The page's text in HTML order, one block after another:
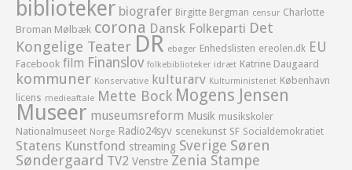
biblioteker biografer Birgitte Bergman censur Charlotte
Broman Mølbæk corona Dansk Folkeparti Det
Kongelige Teater DR ebøger Enhedslisten ereolen.dk EU
Facebook film Finanslov folkebiblioteker idræt Katrine Daugaard
kommuner Konservative kulturarv Kulturministeriet København
licens medieaftale Mette Bock Mogens Jensen
Museer museumsreform Musik musikskoler
Nationalmuseet Norge Radio24syv scenekunst SF Socialdemokratiet
Statens Kunstfond streaming Sverige Søren
Søndergaard TV2 Venstre Zenia Stampe